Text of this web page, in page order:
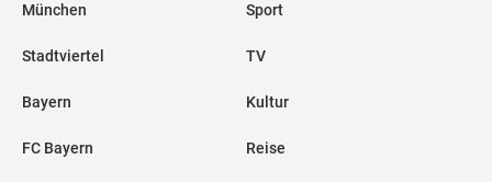
München
Stadtviertel
Bayern
FC Bayern
Sport
TV
Kultur
Reise